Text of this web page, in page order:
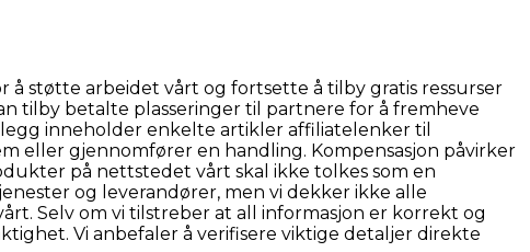
støtte arbeidet vårt og fortsette å tilby gratis ressurser
tilby betalte plasseringer til partnere for å fremheve
inneholder enkelte artikler affiliatelenker til
eller gjennomfører en handling. Kompensasjon påvirker
på nettstedet vårt skal ikke tolkes som en
og leverandører, men vi dekker ikke alle
Selv om vi tilstreber at all informasjon er korrekt og
Vi anbefaler å verifisere viktige detaljer direkte